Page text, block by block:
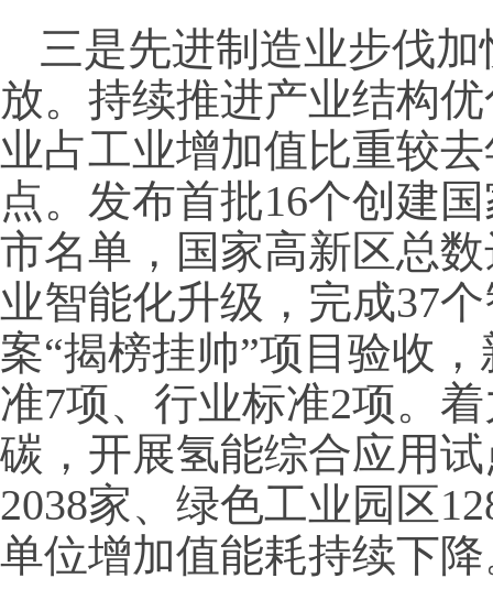
三是先进制造业步伐
放。持续推进产业结构
业占工业增加值比重较
点。发布首批16个创建
市名单，国家高新区总
业智能化升级，完成37
案“揭榜挂帅”项目验收
准7项、行业标准2项。
碳，开展氢能综合应用
2038家、绿色工业园区
单位增加值能耗持续下